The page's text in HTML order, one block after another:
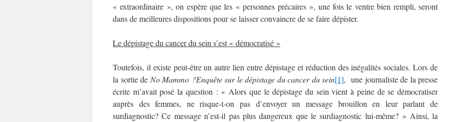
« extraordinaire », on espère que les « personnes précaires », une fois le ventre bien rempli, seront
dans de meilleures dispositions pour se laisser convaincre de se faire dépister.
Le dépistage du cancer du sein s’est « démocratisé »
Toutefois, il existe peut-être un autre lien entre dépistage et réduction des inégalités sociales. Lors de
la sortie de No Mammo ?Enquête sur le dépistage du cancer du sein[1], une journaliste de la presse
écrite m’avait posé la question : « Alors que le dépistage du sein vient à peine de se démocratiser
auprès des femmes, ne risque-t-on pas d’envoyer un message brouillon en leur parlant de
surdiagnostic? Ce message n’est-il pas plus dangereux que le surdiagnostic lui-même? » Ainsi, la